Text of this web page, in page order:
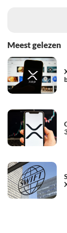
Meest gelezen